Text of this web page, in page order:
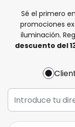
Sé el primero
promociones
iluminación.
descuento del